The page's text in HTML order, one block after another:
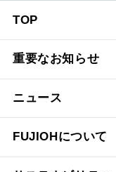
TOP
重要なお知らせ
ニュース
FUJIOHについて